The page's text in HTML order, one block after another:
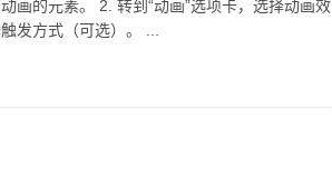
画的元素。 2. 转到“动画”选项卡，选择动画效
发方式（可选）。 ...